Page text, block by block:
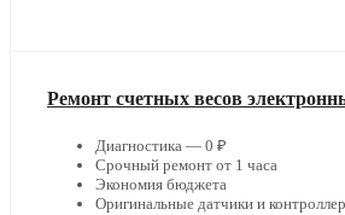
Ремонт счетных весов
Диагностика — 0 ₽
Срочный ремонт от 1 часа
Экономия бюджета
Оригинальные датчики и